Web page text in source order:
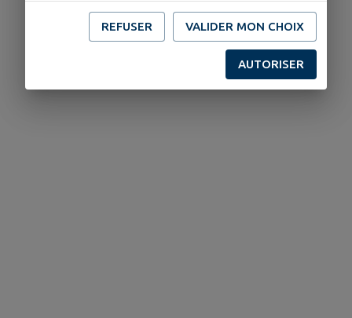
REFUSER VALIDER MON CHOIX
AUTORISER